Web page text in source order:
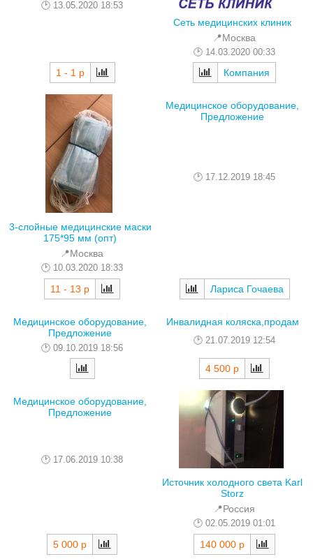
13.05.2020 18:53
1 - 1 р
Сеть медицинских клиник
📍Москва
14.03.2020 00:33
Компания
3-слойные медицинские маски
175*95 мм (опт)
📍Москва
10.03.2020 18:33
11 - 13 р
Медицинское оборудование,
Предложение
17.12.2019 18:45
Лариса Гочаева
Медицинское оборудование,
Предложение
09.10.2019 18:56
Инвалидная коляска,продам
21.07.2019 12:54
4 500 р
Медицинское оборудование,
Предложение
17.06.2019 10:38
5 000 р
Источник холодного света Karl
Storz
📍Россия
02.05.2019 01:01
140 000 р